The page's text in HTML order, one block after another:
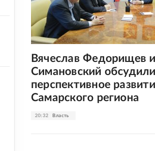
20:32 Власть
Вячеслав Федорищев
Симановский обсудили
перспективное
Самарского региона